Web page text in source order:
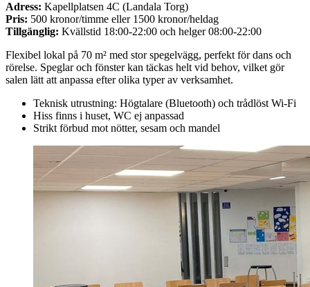
Adress: Kapellplatsen 4C (Landala Torg)
Pris: 500 kronor/timme eller 1500 kronor/heldag
Tillgänglig: Kvällstid 18:00-22:00 och helger 08:00-22:00
Flexibel lokal på 70 m² med stor spegelvägg, perfekt för dans och
rörelse. Speglar och fönster kan täckas helt vid behov, vilket gör
salen lätt att anpassa efter olika typer av verksamhet.
Teknisk utrustning: Högtalare (Bluetooth) och trådlöst Wi-Fi
Hiss finns i huset, WC ej anpassad
Strikt förbud mot nötter, sesam och mandel